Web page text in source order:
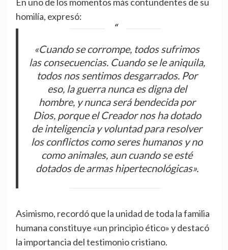
homilía, expresó:
«Cuando se corrompe, todos sufrimos
las consecuencias. Cuando se le aniquila,
todos nos sentimos desgarrados. Por
eso, la guerra nunca es digna del
hombre, y nunca será bendecida por
Dios, porque el Creador nos ha dotado
de inteligencia y voluntad para resolver
los conflictos como seres humanos y no
como animales, aun cuando se esté
dotados de armas hipertecnológicas».
Asimismo, recordó que la unidad de toda la familia
humana constituye «un principio ético» y destacó
la importancia del testimonio cristiano.